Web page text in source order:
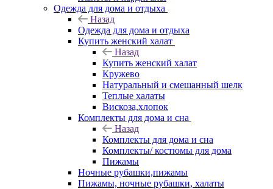
Одежда для дома и отдыха
Назад
Одежда для дома и отдыха
Купить женский халат
Назад
Купить женский халат
Кружево
Натуральный и смешанный шелк
Теплые халаты
Вискоза,хлопок
Комплекты для дома и сна
Назад
Комплекты для дома и сна
Комплекты/ костюмы для дома
Пижамы
Ночные рубашки,пижамы
Пижамы, ночные рубашки, халаты